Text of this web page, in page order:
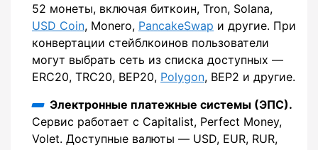
52 монеты, включая биткоин, Tron, Solana,
USD Coin, Monero, PancakeSwap и другие. При
конвертации стейблкоинов пользователи
могут выбрать сеть из списка доступных —
ERC20, TRC20, BEP20, Polygon, BEP2 и другие.
Электронные платежные системы (ЭПС).
Сервис работает с Capitalist, Perfect Money,
Volet. Доступные валюты — USD, EUR, RUR,